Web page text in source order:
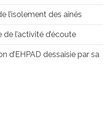
l’isolement des aînés
de l’activité d’écoute
d’EHPAD dessaisie par sa